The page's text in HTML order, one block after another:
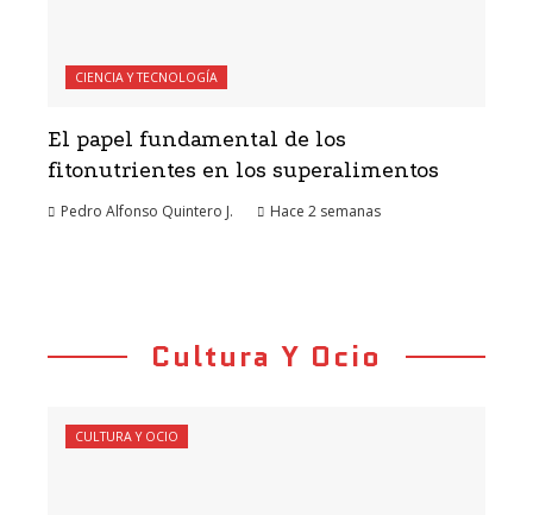
CIENCIA Y TECNOLOGÍA
El papel fundamental de los
fitonutrientes en los superalimentos
Pedro Alfonso Quintero J. Hace 2 semanas
Cultura Y Ocio
CULTURA Y OCIO